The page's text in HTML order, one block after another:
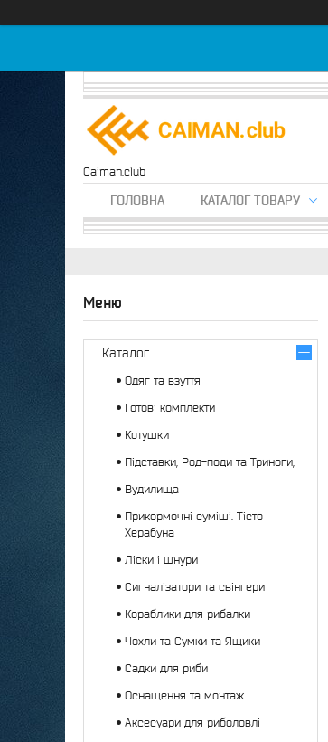
Caiman.club
ГОЛОВНА КАТАЛОГ ТОВАРУ
Каталог
Одяг та взуття
Готові комплекти
Котушки
Підставки, Род-поди та Триноги,
Вудилища
Прикормочні суміші. Тісто
Херабуна
Ліски і шнури
Сигналізатори та свінгери
Кораблики для рибалки
Чохли та Сумки та Ящики
Садки для риби
Оснащення та монтаж
Аксесуари для риболовлі